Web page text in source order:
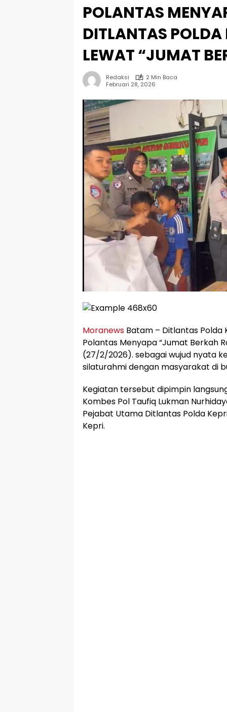
POLANTAS
DITLANTAS
LEWAT “JUMAT
Redaksi
2 Min Baca
Februari 28, 2026
Moranews Batam – Ditlantas
Polantas Menyapa “Jumat Berkah
(27/2/2026). sebagai wujud nyata
silaturahmi dengan masyarakat di
Kegiatan tersebut dipimpin
Kombes Pol Taufiq Lukman
Pejabat Utama Ditlantas Polda
Kepri.